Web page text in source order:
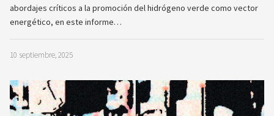
abordajes críticos a la promoción del hidrógeno verde como vector
energético, en este informe…
10 septiembre, 2025